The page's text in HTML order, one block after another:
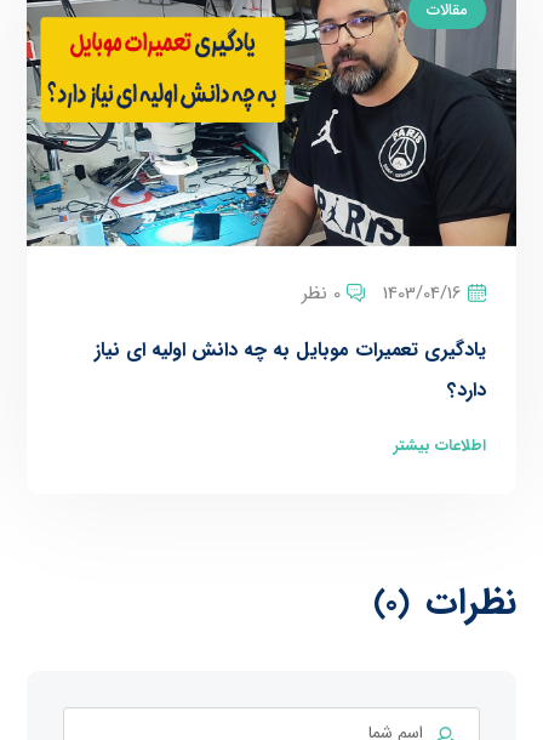
مقالات
1403/04/16 0 نظر
یادگیری تعمیرات موبایل به چه دانش اولیه ای نیاز
دارد؟
اطلاعات بیشتر
نظرات (0)